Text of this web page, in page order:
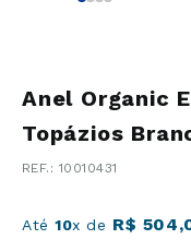
Anel Organic
Topázios
: 10010431
Até10x de R$ 504,
6º
Argola
7º
Casamento
8º
São Bento
10
Corrente